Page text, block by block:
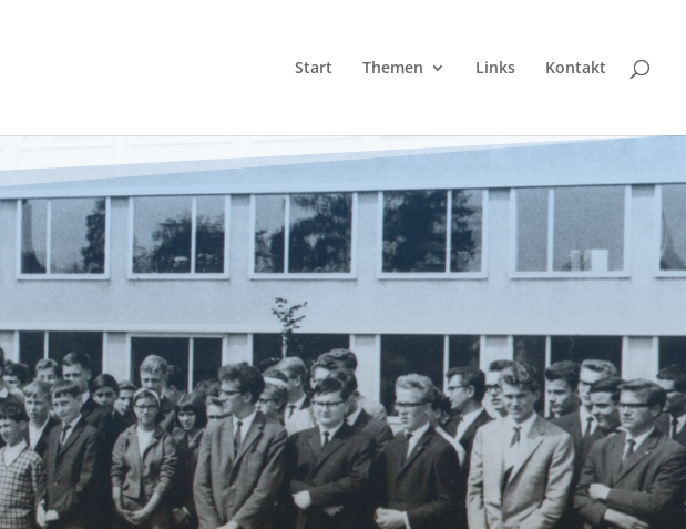
Start Themen Links Kontakt